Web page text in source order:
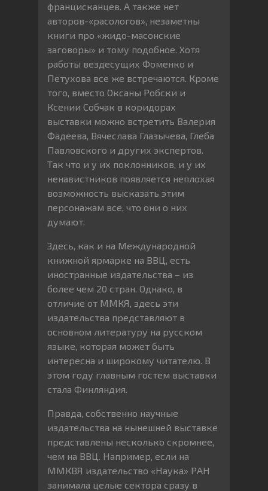
францисканцев. А также нет
авторов-«расологов», незаметны
книги про «жидо-масонские
заговоры» и тому подобное. Хотя
работы вездесущих Фоменко и
Петухова все же встречаются. Кроме
того, вместо Оксаны Робски и
Ксении Собчак в коридорах
выставки можно встретить Валерия
Фадеева, Вячеслава Глазычева, Глеба
Павловского и других экспертов.
Так что и у их поклонников, и у их
ненавистников появляется неплохая
возможность высказать этим
персонажам все, что они о них
думают.
Здесь, как и на Международной
книжной ярмарке на ВВЦ, есть
иностранные издательства – из
более чем 20 стран. Однако, в
отличие от ММКЯ, здесь эти
издательства представляют в
основном литературу на русском
языке, которая может быть
интересна и широкому читателю. В
этом году главным гостем выставки
стала Финляндия.
Правда, собственно научные
издательства на нынешней выставке
представлены несколько скромнее,
чем на ВВЦ. Например, если на
ММКВЯ издательство «Наука» РАН
занимала целые сектора сразу в